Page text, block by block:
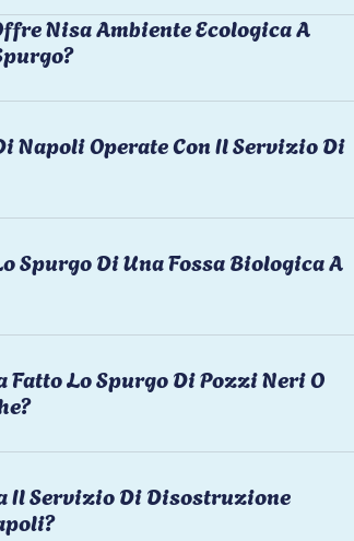
Nisa Ambiente Ecologica A
Napoli Operate Con Il Servizio Di
Spurgo Di Una Fossa Biologica A
Fatto Lo Spurgo Di Pozzi Neri O
Il Servizio Di Disostruzione